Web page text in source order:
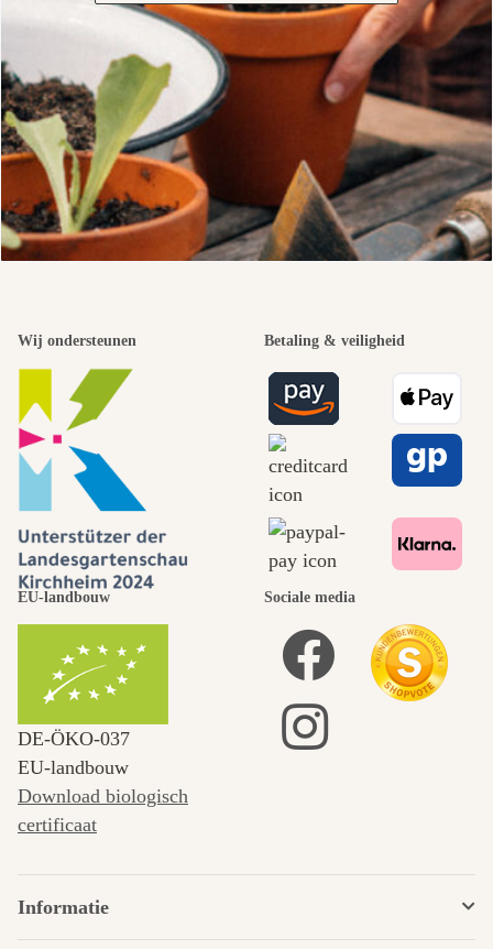
Wij ondersteunen Betaling & veiligheid
EU-landbouw
DE‑ÖKO‑037
EU-landbouw
Download biologisch
certificaat
Sociale media
Informatie